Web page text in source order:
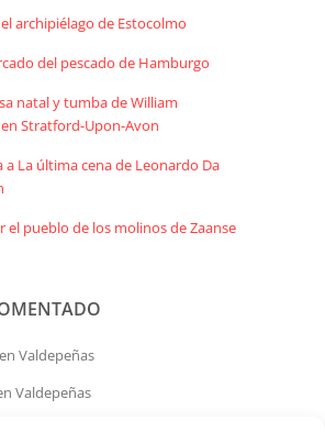
archipiélago de Estocolmo
del pescado de Hamburgo
natal y tumba de William
Stratford-Upon-Avon
a La última cena de Leonardo Da
el pueblo de los molinos de Zaanse
en Valdepeñas
Valdepeñas